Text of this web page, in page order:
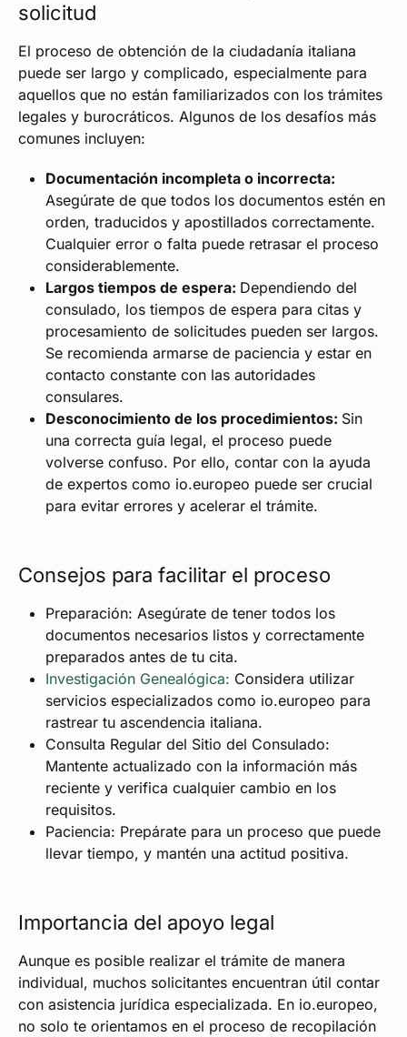
solicitud
El proceso de obtención de la ciudadanía italiana
puede ser largo y complicado, especialmente para
aquellos que no están familiarizados con los trámites
legales y burocráticos. Algunos de los desafíos más
comunes incluyen:
Documentación incompleta o incorrecta:
Asegúrate de que todos los documentos estén en
orden, traducidos y apostillados correctamente.
Cualquier error o falta puede retrasar el proceso
considerablemente.
Largos tiempos de espera: Dependiendo del
consulado, los tiempos de espera para citas y
procesamiento de solicitudes pueden ser largos.
Se recomienda armarse de paciencia y estar en
contacto constante con las autoridades
consulares.
Desconocimiento de los procedimientos: Sin
una correcta guía legal, el proceso puede
volverse confuso. Por ello, contar con la ayuda
de expertos como io.europeo puede ser crucial
para evitar errores y acelerar el trámite.
Consejos para facilitar el proceso
Preparación: Asegúrate de tener todos los
documentos necesarios listos y correctamente
preparados antes de tu cita.
Investigación Genealógica: Considera utilizar
servicios especializados como io.europeo para
rastrear tu ascendencia italiana.
Consulta Regular del Sitio del Consulado:
Mantente actualizado con la información más
reciente y verifica cualquier cambio en los
requisitos.
Paciencia: Prepárate para un proceso que puede
llevar tiempo, y mantén una actitud positiva.
Importancia del apoyo legal
Aunque es posible realizar el trámite de manera
individual, muchos solicitantes encuentran útil contar
con asistencia jurídica especializada. En io.europeo,
no solo te orientamos en el proceso de recopilación